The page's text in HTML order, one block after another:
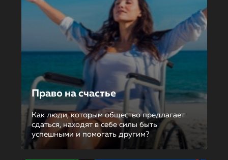
Право на счастье
Как люди, которым общество предлагает
сдаться, находят в себе силы быть
успешными и помогать другим?